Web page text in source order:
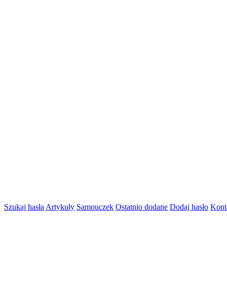
Szukaj hasła Artykuły Samouczek Ostatnio dodane Dodaj hasło